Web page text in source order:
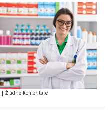
| Žiadne komentáre